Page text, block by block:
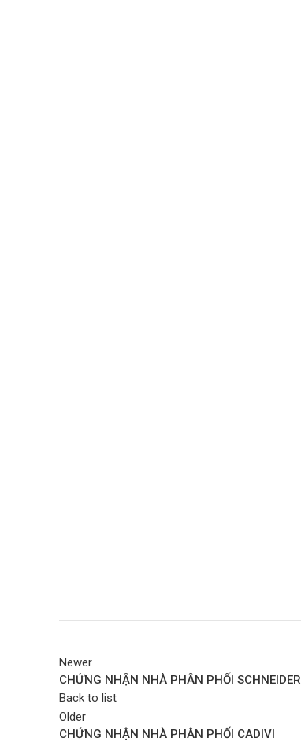
Newer
CHỨNG NHẬN NHÀ PHÂN PHỐI SCHNEIDER
Back to list
Older
CHỨNG NHẬN NHÀ PHÂN PHỐI CADIVI